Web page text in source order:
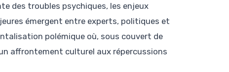
des troubles psychiques, les enjeux
émergent entre experts, politiques et
polémique où, sous couvert de
affrontement culturel aux répercussions